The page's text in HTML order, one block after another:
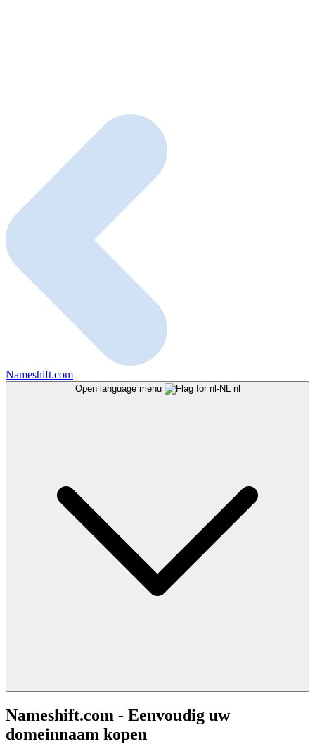
Nameshift.com
Open language menu nl
Nameshift.com - Eenvoudig uw
domeinnaam kopen